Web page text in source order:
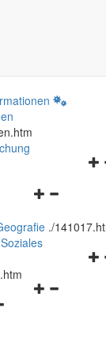
und
schließen
./